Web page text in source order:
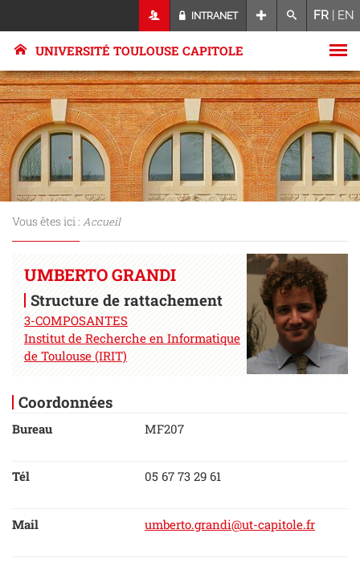
INTRANET FR | EN
UNIVERSITÉ TOULOUSE CAPITOLE
Vous êtes ici : Accueil
UMBERTO GRANDI
Structure de rattachement
3-COMPOSANTES
Institut de Recherche en Informatique
de Toulouse (IRIT)
Coordonnées
Bureau MF207
Tél 05 67 73 29 61
Mail umberto.grandi@ut-capitole.fr